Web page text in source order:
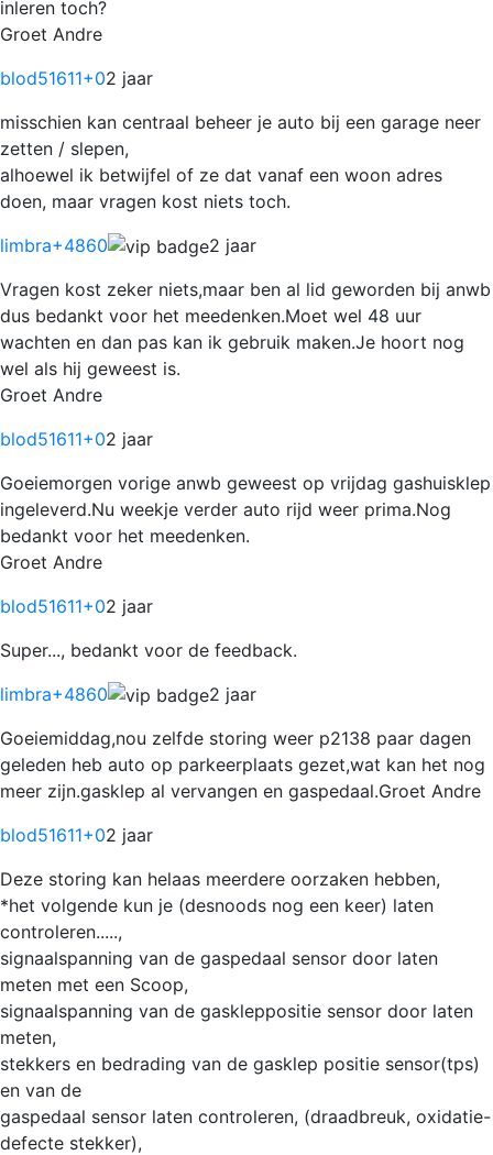
inleren toch?
Groet Andre
blod51611+02 jaar
misschien kan centraal beheer je auto bij een garage neer
zetten / slepen,
alhoewel ik betwijfel of ze dat vanaf een woon adres
doen, maar vragen kost niets toch.
limbra+4860
2 jaar
Vragen kost zeker niets,maar ben al lid geworden bij anwb
dus bedankt voor het meedenken.Moet wel 48 uur
wachten en dan pas kan ik gebruik maken.Je hoort nog
wel als hij geweest is.
Groet Andre
blod51611+02 jaar
Goeiemorgen vorige anwb geweest op vrijdag gashuisklep
ingeleverd.Nu weekje verder auto rijd weer prima.Nog
bedankt voor het meedenken.
Groet Andre
blod51611+02 jaar
Super..., bedankt voor de feedback.
limbra+4860
2 jaar
Goeiemiddag,nou zelfde storing weer p2138 paar dagen
geleden heb auto op parkeerplaats gezet,wat kan het nog
meer zijn.gasklep al vervangen en gaspedaal.Groet Andre
blod51611+02 jaar
Deze storing kan helaas meerdere oorzaken hebben,
*het volgende kun je (desnoods nog een keer) laten
controleren.....,
signaalspanning van de gaspedaal sensor door laten
meten met een Scoop,
signaalspanning van de gaskleppositie sensor door laten
meten,
stekkers en bedrading van de gasklep positie sensor(tps)
en van de
gaspedaal sensor laten controleren, (draadbreuk, oxidatie-
defecte stekker),